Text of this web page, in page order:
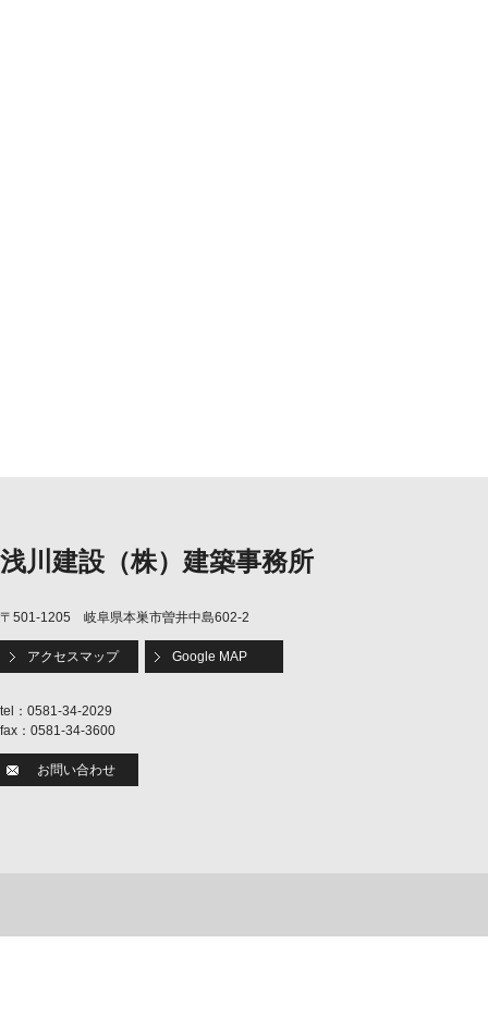
浅川建設（株）建築事務所
〒501-1205 岐阜県本巣市曽井中島602-2
アクセスマップ Google MAP
tel：0581-34-2029
fax：0581-34-3600
お問い合わせ